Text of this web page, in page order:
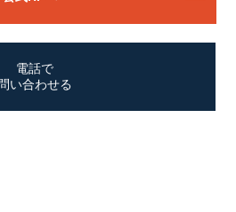
電話で
問い合わせる